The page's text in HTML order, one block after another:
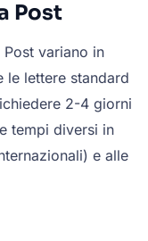
Post
variano in
le lettere standard
2-4 giorni
tempi diversi in
e alle